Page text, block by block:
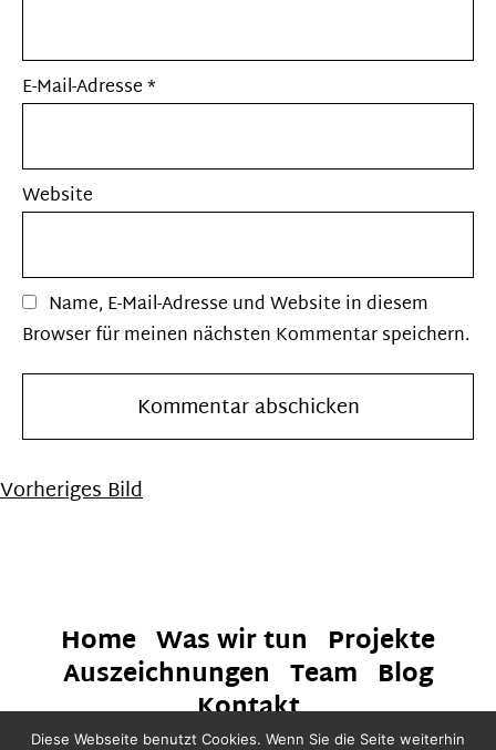
E-Mail-Adresse*
Website
Name, E-Mail-Adresse und Website in diesem
Browser für meinen nächsten Kommentar speichern.
Vorheriges Bild
Home Was wir tun Projekte
Auszeichnungen Team Blog
Kontakt
Diese Webseite benutzt Cookies. Wenn Sie die Seite weiterhin